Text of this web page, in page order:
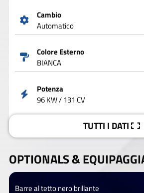
Cambio
Automatico
Colore Esterno
BIANCA
Potenza
96 KW / 131 CV
TUTTI I DATI
OPTIONALS &
Barre al tetto nero brillante